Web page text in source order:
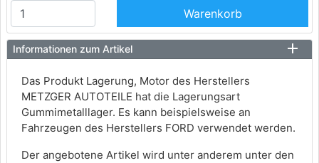
Warenkorb
Informationen zum Artikel
Das Produkt Lagerung, Motor des Herstellers
METZGER AUTOTEILE hat die Lagerungsart
Gummimetalllager. Es kann beispielsweise an
Fahrzeugen des Herstellers FORD verwendet werden.
Der angebotene Artikel wird unter anderem unter den